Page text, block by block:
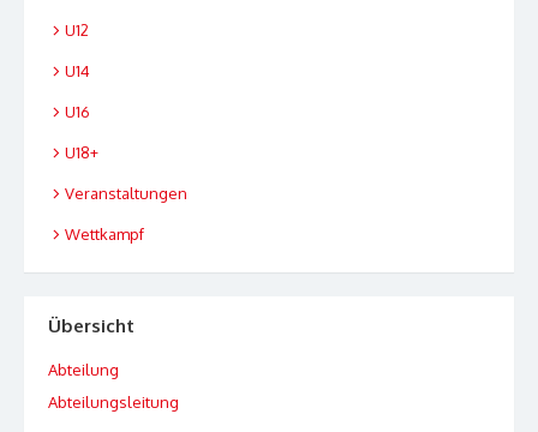
U12
U14
U16
U18+
Veranstaltungen
Wettkampf
Übersicht
Abteilung
Abteilungsleitung